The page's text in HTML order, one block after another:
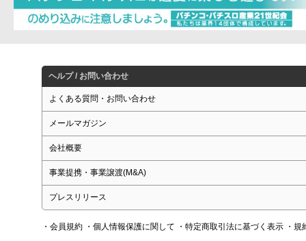
ヘルプ / お問い合わせ
よくある質問・お問い合わせ
メールマガジン
会社概要
事業提携・事業譲渡(M&A)
プレスリリース
・会員規約 ・個人情報保護に関して ・特定商取引法に基づく表示 ・規